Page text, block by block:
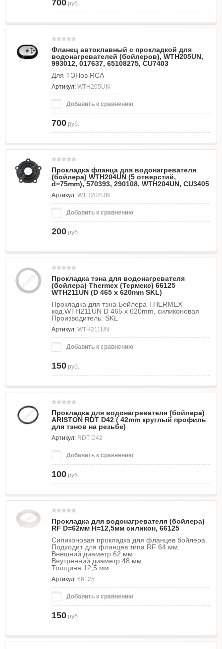
700 руб.
Фланец автоклавный с прокладкой для
водонагревателей (бойлеров), WTH205UN,
993012, 017637, 65108275, CU7403
Для ТЭНов RCA
Артикул: WTH205UN
Добавить к сравнению
700 руб.
Прокладка фланца для водонагревателя
(бойлера) WTH204UN (5 отверстий,
d=75mm), 570393, 290108, WTH204UN, CU3405
Артикул: WTH204UN
Добавить к сравнению
200 руб.
Прокладка тэна для водонагревателя
(бойлера) Thermex (Термекс) 66125
WTH211UN (D 465 x 620mm SKL)
Прокладка для тэна Бойлера THERMEX
код.WTH211UN D 465 x 620mm, силиконовая
Производитель: SKL
Артикул: WTH211UN
Добавить к сравнению
150 руб.
Прокладка для водонагревателя (бойлера)
ARISTON RDT D42 ( 42mm круглый профиль
для тэнов на резьбе)
Артикул: RDT D42
Добавить к сравнению
100 руб.
Прокладка для водонагревателя (бойлера)
RF D=62мм H=12,5мм силикон, 66125
Силиконовая прокладка для фланцев бойлера.
Подходит для фланцев типа RF 64 мм.
Внешний диаметр 62 мм.
Внутренний диаметр 48 мм.
Толщина 12,5 мм.
Артикул: 66125
Добавить к сравнению
150 руб.